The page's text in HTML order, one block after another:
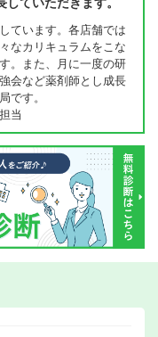
ています。各店舗では
なカリキュラムをこな
。また、月に一度の研
会など薬剤師とし成長
です。
当